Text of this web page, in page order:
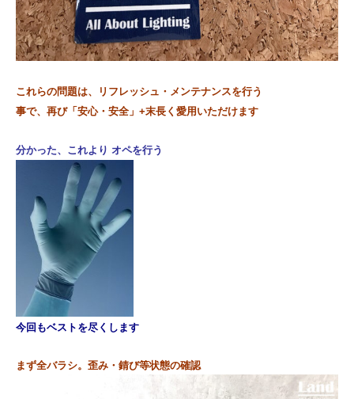
これらの問題は、リフレッシュ・メンテナンスを行う
事で、再び「安心・安全」+末長く 愛用いただけます
分かった、これより オペを行う
今回もベストを尽くします
まず全バラシ。 歪み・錆び等状態の確認